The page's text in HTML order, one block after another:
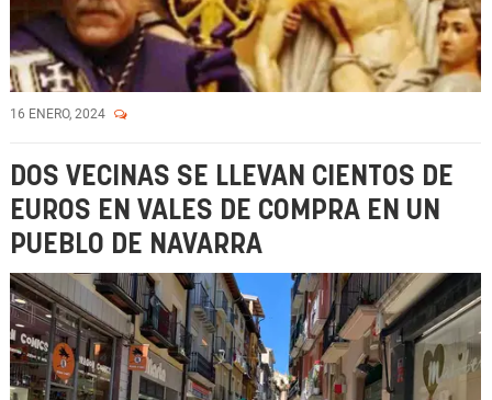
16 ENERO, 2024
DOS VECINAS SE LLEVAN CIENTOS DE
EUROS EN VALES DE COMPRA EN UN
PUEBLO DE NAVARRA